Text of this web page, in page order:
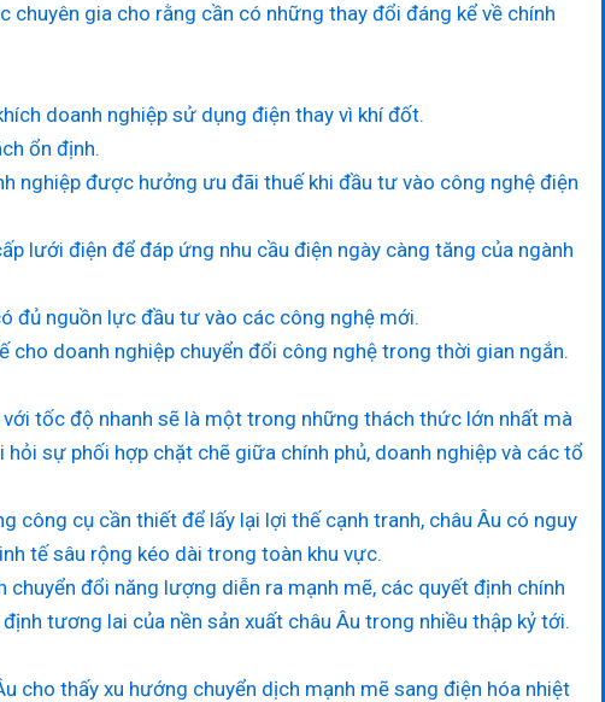
gia cho rằng cần có những thay đổi đáng kể về chính
doanh nghiệp sử dụng điện thay vì khí đốt.
ổn định.
nghiệp được hưởng ưu đãi thuế khi đầu tư vào công nghệ điện
lưới điện để đáp ứng nhu cầu điện ngày càng tăng của ngành
đủ nguồn lực đầu tư vào các công nghệ mới.
doanh nghiệp chuyển đổi công nghệ trong thời gian ngắn.
tốc độ nhanh sẽ là một trong những thách thức lớn nhất mà
sự phối hợp chặt chẽ giữa chính phủ, doanh nghiệp và các tổ
công cụ cần thiết để lấy lại lợi thế cạnh tranh, châu Âu có nguy
tế sâu rộng kéo dài trong toàn khu vực.
đổi năng lượng diễn ra mạnh mẽ, các quyết định chính
tương lai của nền sản xuất châu Âu trong nhiều thập kỷ tới.
cho thấy xu hướng chuyển dịch mạnh mẽ sang điện hóa nhiệt